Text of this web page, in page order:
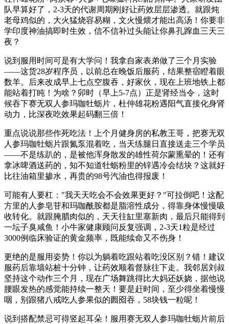
队早算好了，2-3天的代谢周期刚好让药效层层渗透。就跟炖
老母鸡似的，大火猛烧容易糊，文火慢煨才能出高汤！你要非
学印度神油搞即时生效，信不信补过头能让你鼻孔蹿血三天三
夜？
说到服用时间可是有大学问！我拿自家表弟做了三个月实验
——这货28岁程序员，以前总在晚饭后服药，结果整宿瞪着眼
数羊。后来改成早上七点空腹吞，好家伙，现在上班地铁上都
能站着打盹！为啥？卯时（早上5-7点）正是肾经当令，这时
候吞下赛无双人参玛咖牡蛎片，杜仲雄花粉遇阳气直接化身肾
动力，比深夜吃效果起码翻三倍！
重点说说那些作死吃法！上个月健身房的私教王哥，把赛无双
人参玛咖牡蛎片跟氮泵混着吃，当天练腿日直接送走三个学员
——不是练趴的，是被他浑身散发的雄性荷尔蒙熏晕的！还有
拿冰啤酒送药的，知不知道牡蛎粉里的锌遇冷会结块？这就好
比往油箱里掺水，再贵的98号汽油也得报废！
可能有人要杠："我天天吃会不会效果更好？"可拉倒吧！这配
方里的人参皂苷和玛咖酰胺都是脂溶性成分，得靠身体慢慢吸
收转化。就跟腌腊肉似的，天天往缸里塞新肉，最后只能得到
一坛子臭咸鱼！小牛家健康顾问反复强调，2-3天1粒是经过
3000例临床验证的黄金频率，既能续命又不伤身！
更绝的是服用姿势！你以为躺着吃跟站着吃没区别？错！建议
服药后靠墙站桩十分钟，让药效顺着督脉往下走。我邻居刘叔
坚持这个动作三个月，现在广场舞跳得比大妈还妖娆，据他说
腰眼发热的感觉能持续一整天！要是赶时间，至少得坐着慢慢
咽，别跟猪八戒吃人参果似的囫囵吞，58块钱一粒呢！
说到搭配禁忌可得竖起耳朵！服用赛无双人参玛咖牡蛎片前后